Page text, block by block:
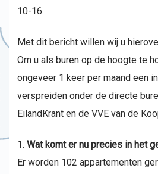
10-16.
Met dit bericht willen wij u
Om u als buren op de hoogte te
ongeveer 1 keer per maand een
verspreiden onder de directe
EilandKrant en de VVE van de
Wat komt er nu precies in het
Er worden 102 appartementen